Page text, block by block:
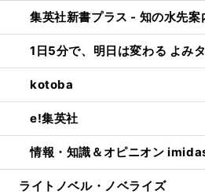
集英社新書プラス - 知の水先案
1日5分で、明日は変わる よみ
kotoba
e!集英社
情報・知識＆オピニオン
ライトノベル・ノベライズ